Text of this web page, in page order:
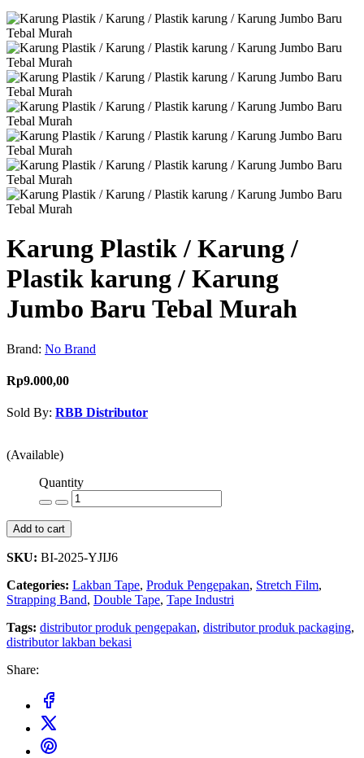
Karung Plastik / Karung /
Plastik karung / Karung
Jumbo Baru Tebal Murah
Brand: No Brand
Rp9.000,00
Sold By: RBB Distributor
(Available)
Quantity
Add to cart
SKU: BI-2025-YJIJ6
Categories: Lakban Tape, Produk Pengepakan, Stretch Film,
Strapping Band, Double Tape, Tape Industri
Tags: distributor produk pengepakan, distributor produk packaging,
distributor lakban bekasi
Share: